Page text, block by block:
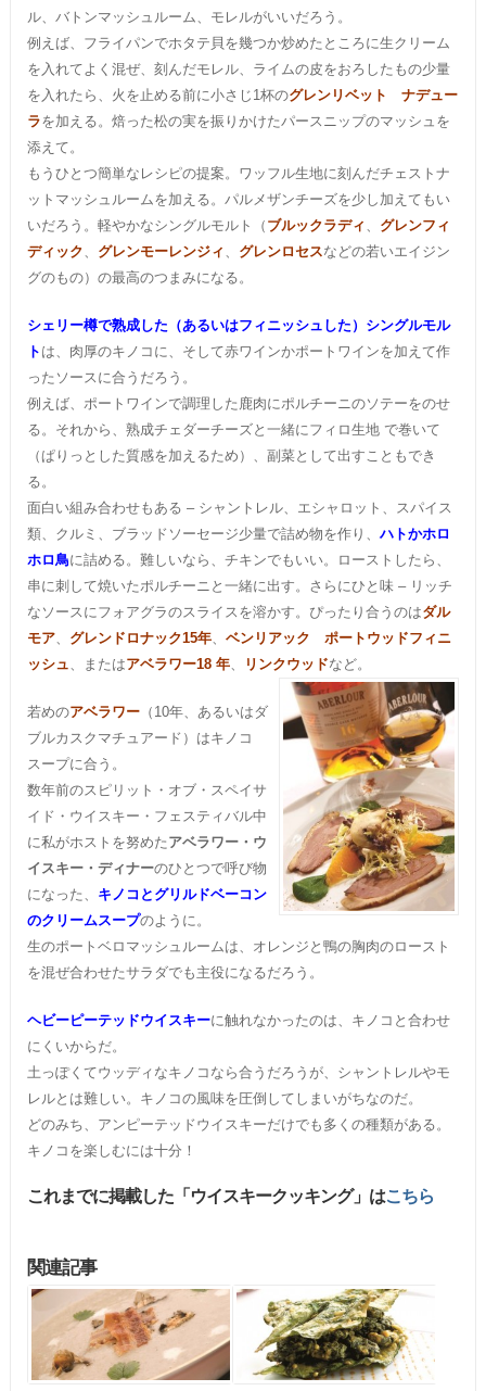
ル、バトンマッシュルーム、モレルがいいだろう。
例えば、フライパンでホタテ貝を幾つか炒めたところに生クリーム
を入れてよく混ぜ、刻んだモレル、ライムの皮をおろしたもの少量
を入れたら、火を止める前に小さじ1杯のグレンリベット ナデュー
ラを加える。焙った松の実を振りかけたパースニップのマッシュを
添えて。
もうひとつ簡単なレシピの提案。ワッフル生地に刻んだチェストナ
ットマッシュルームを加える。パルメザンチーズを少し加えてもい
いだろう。軽やかなシングルモルト（ ブルックラディ
グレンフィ
ディック
グレンモーレンジィ グレンロセスなどの若いエイジン
グのもの）の最高のつまみになる。
シェリー樽で熟成した（あるいはフィニッシュした）シングルモル
ト は、肉厚のキノコに、そして赤ワインかポートワインを加えて作
ったソースに合うだろう。
例えば、ポートワインで調理した鹿肉にポルチーニのソテーをのせ
る。それから、熟成チェダーチーズと一緒にフィロ生地 で巻いて
（ぱりっとした質感を加えるため）、副菜として出すこともでき
る。
面白い組み合わせもある – シャントレル、エシャロット、スパイス
類、クルミ、ブラッドソーセージ少量で詰め物を作り、 ハトかホロ
ホロ鳥に詰める。難しいなら、チキンでもいい。ローストしたら、
串に刺して焼いたポルチーニと一緒に出す。さらにひと味 – リッチ
なソースにフォアグラのスライスを溶かす。ぴったり合うのはダル
モア、 グレンドロナック15年、 ベンリアック ポートウッドフィニ
ッシュ
、またはアベラワー18 年、 リンクウッドなど。
若めのアベラワー（10年、あるいはダ
ブルカスクマチュアード）はキノコ
スープに合う。
数年前のスピリット・オブ・スペイサ
イド・ウイスキー・フェスティバル中
に私がホストを努めたアベラワー・ウ
イスキー・ディナーのひとつで呼び物
になった、 キノコとグリルドベーコン
のクリームスープのように。
生のポートベロマッシュルームは、オレンジと鴨の胸肉のロースト
を混ぜ合わせたサラダでも主役になるだろう。
ヘビーピーテッドウイスキーに触れなかったのは、キノコと合わせ
にくいからだ。
土っぽくてウッディなキノコなら合うだろうが、シャントレルやモ
レルとは難しい。キノコの風味を圧倒してしまいがちなのだ。
どのみち、アンピーテッドウイスキーだけでも多くの種類がある。
キノコを楽しむには十分！
これまでに掲載した「ウイスキークッキング」はこちら
関連記事